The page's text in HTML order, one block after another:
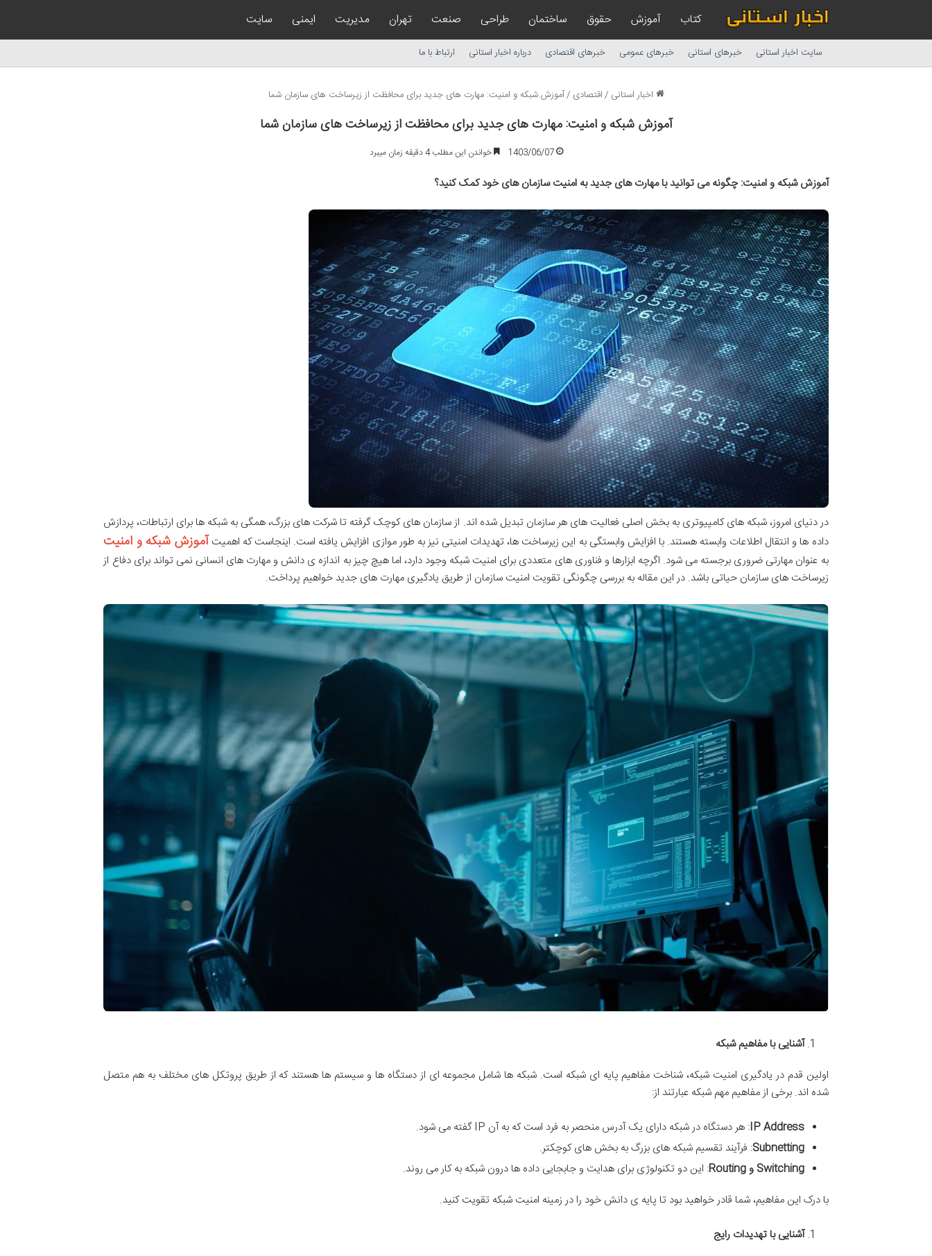
کتاب آموزش حقوق ساختمان طراحی صنعت تهران مدیریت ایمنی سایت
سایت اخبار استانی خبرهای استانی خبرهای عمومی خبرهای اقتصادی درباره اخبار استانی ارتباط با ما
اخبار استانی /اقتصادی /آموزش شبکه و امنیت: مهارت های جدید برای محافظت از زیرساخت های سازمان شما
آموزش شبکه و امنیت: مهارت های جدید برای محافظت از زیرساخت های سازمان شما
1403/06/07 خواندن این مطلب 4 دقیقه زمان میبرد
آموزش شبکه و امنیت: چگونه می توانید با مهارت های جدید به امنیت سازمان های خود کمک کنید؟
در دنیای امروز، شبکه های کامپیوتری به بخش اصلی فعالیت های هر سازمان تبدیل شده اند. از سازمان های کوچک گرفته تا شرکت های بزرگ، همگی به شبکه ها برای ارتباطات، پردازش
داده ها و انتقال اطلاعات وابسته هستند. با افزایش وابستگی به این زیرساخت ها، تهدیدات امنیتی نیز به طور موازی افزایش یافته است. اینجاست که اهمیتآموزش شبکه و امنیت
به عنوان مهارتی ضروری برجسته می شود. اگرچه ابزارها و فناوری های متعددی برای امنیت شبکه وجود دارد، اما هیچ چیز به اندازه ی دانش و مهارت های انسانی نمی تواند برای دفاع از
زیرساخت های سازمان حیاتی باشد. در این مقاله به بررسی چگونگی تقویت امنیت سازمان از طریق یادگیری مهارت های جدید خواهیم پرداخت.
آشنایی با مفاهیم شبکه
اولین قدم در یادگیری امنیت شبکه، شناخت مفاهیم پایه ای شبکه است. شبکه ها شامل مجموعه ای از دستگاه ها و سیستم ها هستند که از طریق پروتکل های مختلف به هم متصل
شده اند. برخی از مفاهیم مهم شبکه عبارتند از:
IP Address: هر دستگاه در شبکه دارای یک آدرس منحصر به فرد است که به آن IP گفته می شود.
Subnetting: فرآیند تقسیم شبکه های بزرگ به بخش های کوچکتر.
Switching و Routing
: این دو تکنولوژی برای هدایت و جابجایی داده ها درون شبکه به کار می روند.
با درک این مفاهیم، شما قادر خواهید بود تا پایه ی دانش خود را در زمینه امنیت شبکه تقویت کنید.
آشنایی با تهدیدات رایج